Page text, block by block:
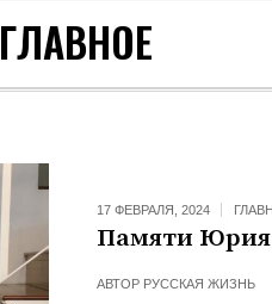
ГЛАВНОЕ
17 ФЕВРАЛЯ, 2024
Памяти
АВТОР РУССКАЯ ЖИЗНЬ